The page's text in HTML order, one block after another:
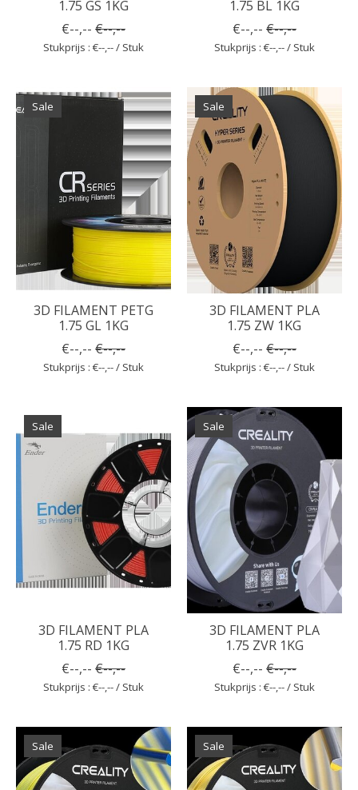
1.75 GS 1KG
€--,-- €--,--
Stukprijs : €--,-- / Stuk
1.75 BL 1KG
€--,-- €--,--
Stukprijs : €--,-- / Stuk
Sale
3D FILAMENT PETG
1.75 GL 1KG
€--,-- €--,--
Stukprijs : €--,-- / Stuk
Sale
3D FILAMENT PLA
1.75 ZW 1KG
€--,-- €--,--
Stukprijs : €--,-- / Stuk
Sale
3D FILAMENT PLA
1.75 RD 1KG
€--,-- €--,--
Stukprijs : €--,-- / Stuk
Sale
3D FILAMENT PLA
1.75 ZVR 1KG
€--,-- €--,--
Stukprijs : €--,-- / Stuk
Sale Sale